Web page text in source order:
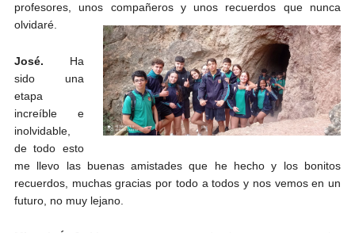
profesores, unos compañeros y unos recuerdos que nunca
olvidaré.
José. Ha
sido una
etapa
increíble e
inolvidable,
de todo esto
me llevo las buenas amistades que he hecho y los bonitos
recuerdos, muchas gracias por todo a todos y nos vemos en un
futuro, no muy lejano.